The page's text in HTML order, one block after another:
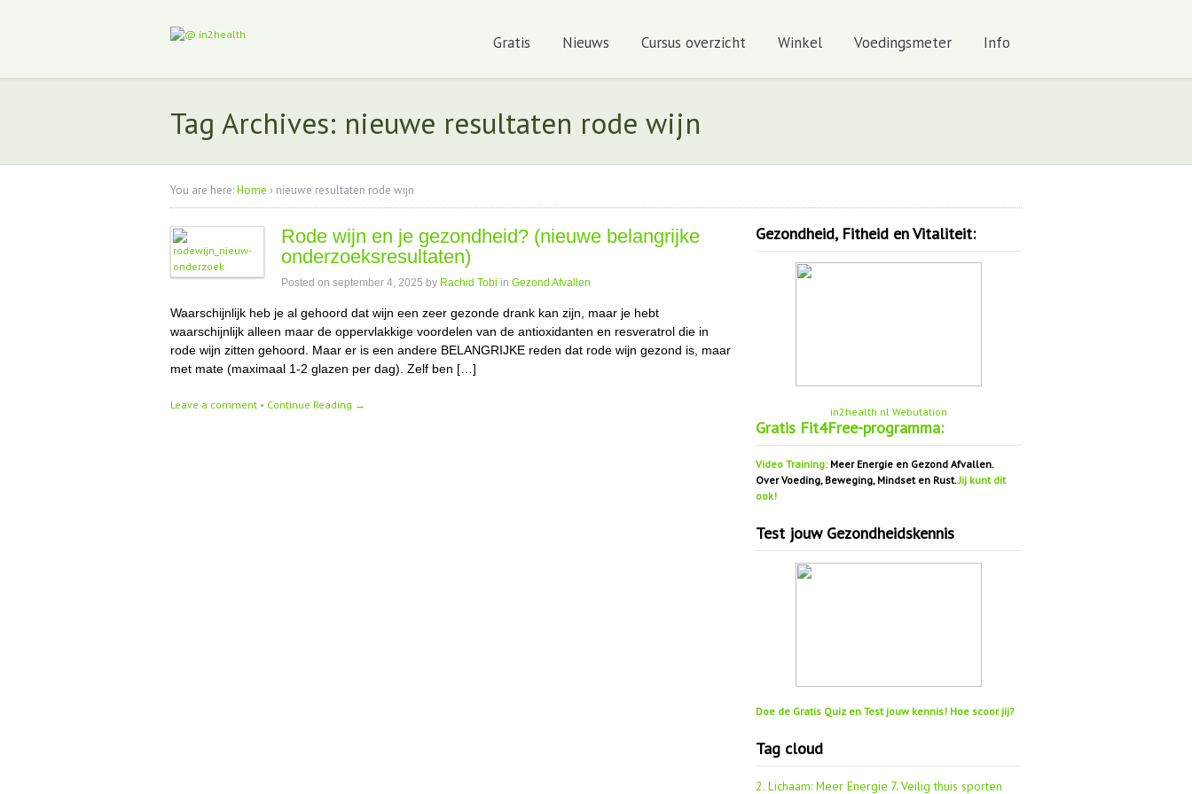
Gratis Nieuws Cursus overzicht Winkel Voedingsmeter Info
Tag Archives: nieuwe resultaten rode wijn
You are here:Home › nieuwe resultaten rode wijn
Rode wijn en je gezondheid? (nieuwe belangrijke
onderzoeksresultaten)
Posted on september 4, 2025 by Rachid Tobi in Gezond Afvallen
Waarschijnlijk heb je al gehoord dat wijn een zeer gezonde drank kan zijn, maar je hebt
waarschijnlijk alleen maar de oppervlakkige voordelen van de antioxidanten en resveratrol die in
rode wijn zitten gehoord. Maar er is een andere BELANGRIJKE reden dat rode wijn gezond is, maar
met mate (maximaal 1-2 glazen per dag). Zelf ben […]
Leave a comment • Continue Reading →
Gezondheid, Fitheid en Vitaliteit:
in2health.nl Webutation
Gratis Fit4Free-programma:
Video Training: Meer Energie en Gezond Afvallen.
Over Voeding, Beweging, Mindset en Rust.Jij kunt dit
ook!
Test jouw Gezondheidskennis
Doe de Gratis Quiz en Test jouw kennis! Hoe scoor jij?
Tag cloud
2. Lichaam: Meer Energie 7. Veilig thuis sporten